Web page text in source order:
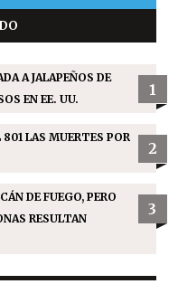
A JALAPEÑOS DE
EN EE. UU.
1
801 LAS MUERTES POR
2
DE FUEGO, PERO
RESULTAN
3